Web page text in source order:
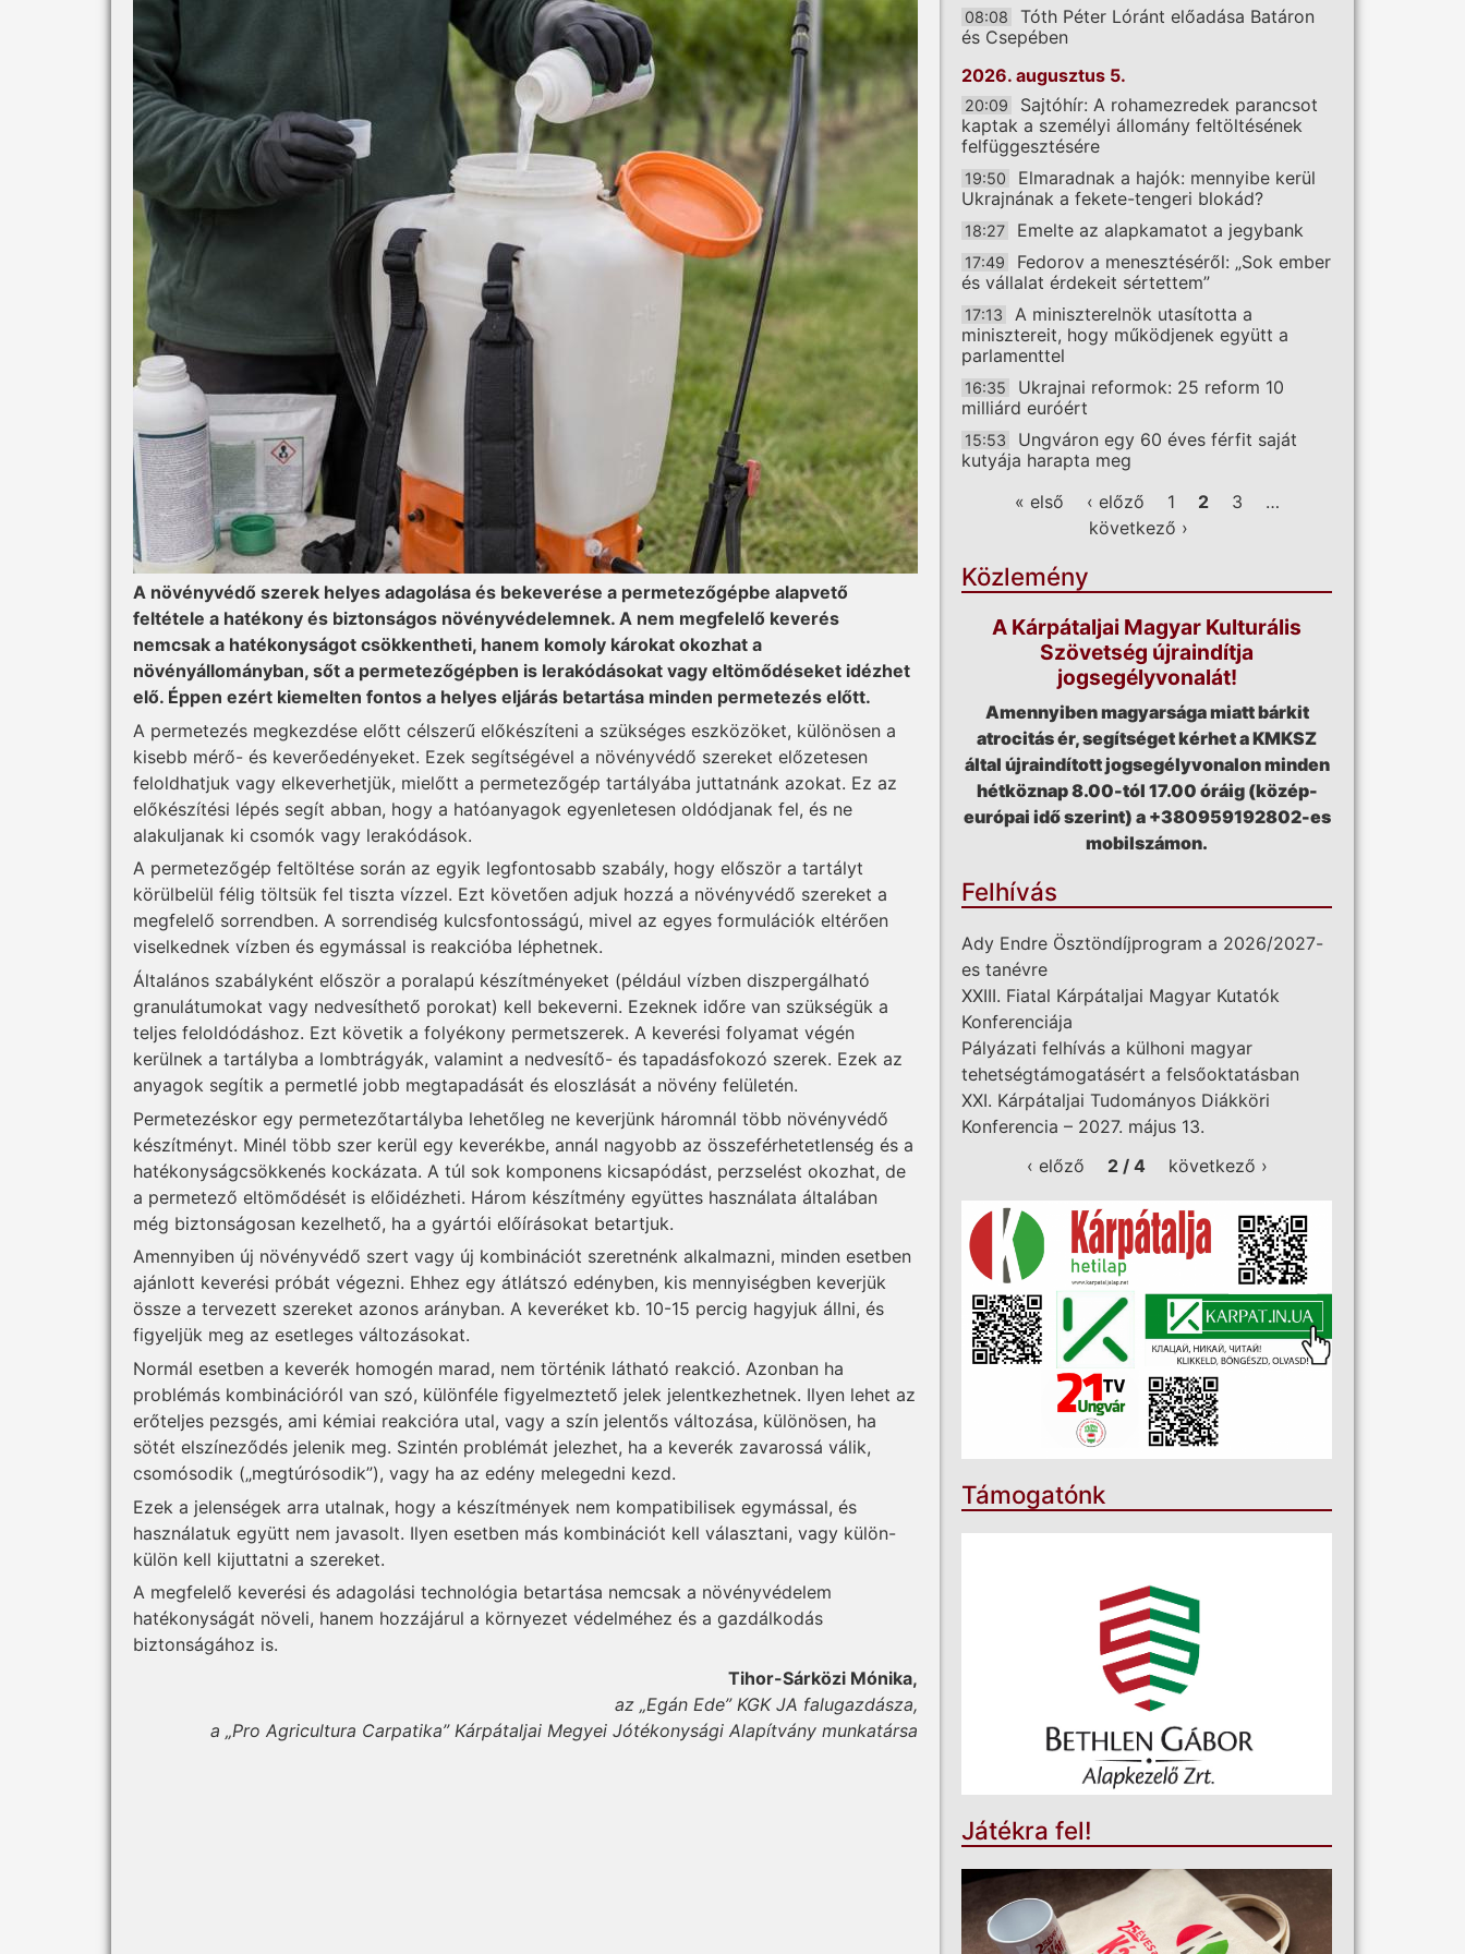
A növényvédő szerek helyes adagolása és bekeverése a permetezőgépbe alapvető
feltétele a hatékony és biztonságos növényvédelemnek. A nem megfelelő keverés
nemcsak a hatékonyságot csökkentheti, hanem komoly károkat okozhat a
növényállományban, sőt a permetezőgépben is lerakódásokat vagy eltömődéseket idézhet
elő. Éppen ezért kiemelten fontos a helyes eljárás betartása minden permetezés előtt.
A permetezés megkezdése előtt célszerű előkészíteni a szükséges eszközöket, különösen a
kisebb mérő- és keverőedényeket. Ezek segítségével a növényvédő szereket előzetesen
feloldhatjuk vagy elkeverhetjük, mielőtt a permetezőgép tartályába juttatnánk azokat. Ez az
előkészítési lépés segít abban, hogy a hatóanyagok egyenletesen oldódjanak fel, és ne
alakuljanak ki csomók vagy lerakódások.
A permetezőgép feltöltése során az egyik legfontosabb szabály, hogy először a tartályt
körülbelül félig töltsük fel tiszta vízzel. Ezt követően adjuk hozzá a növényvédő szereket a
megfelelő sorrendben. A sorrendiség kulcsfontosságú, mivel az egyes formulációk eltérően
viselkednek vízben és egymással is reakcióba léphetnek.
Általános szabályként először a poralapú készítményeket (például vízben diszpergálható
granulátumokat vagy nedvesíthető porokat) kell bekeverni. Ezeknek időre van szükségük a
teljes feloldódáshoz. Ezt követik a folyékony permetszerek. A keverési folyamat végén
kerülnek a tartályba a lombtrágyák, valamint a nedvesítő- és tapadásfokozó szerek. Ezek az
anyagok segítik a permetlé jobb megtapadását és eloszlását a növény felületén.
Permetezéskor egy permetezőtartályba lehetőleg ne keverjünk háromnál több növényvédő
készítményt. Minél több szer kerül egy keverékbe, annál nagyobb az összeférhetetlenség és a
hatékonyságcsökkenés kockázata. A túl sok komponens kicsapódást, perzselést okozhat, de
a permetező eltömődését is előidézheti. Három készítmény együttes használata általában
még biztonságosan kezelhető, ha a gyártói előírásokat betartjuk.
Amennyiben új növényvédő szert vagy új kombinációt szeretnénk alkalmazni, minden esetben
ajánlott keverési próbát végezni. Ehhez egy átlátszó edényben, kis mennyiségben keverjük
össze a tervezett szereket azonos arányban. A keveréket kb. 10-15 percig hagyjuk állni, és
figyeljük meg az esetleges változásokat.
Normál esetben a keverék homogén marad, nem történik látható reakció. Azonban ha
problémás kombinációról van szó, különféle figyelmeztető jelek jelentkezhetnek. Ilyen lehet az
erőteljes pezsgés, ami kémiai reakcióra utal, vagy a szín jelentős változása, különösen, ha
sötét elszíneződés jelenik meg. Szintén problémát jelezhet, ha a keverék zavarossá válik,
csomósodik („megtúrósodik”), vagy ha az edény melegedni kezd.
Ezek a jelenségek arra utalnak, hogy a készítmények nem kompatibilisek egymással, és
használatuk együtt nem javasolt. Ilyen esetben más kombinációt kell választani, vagy külön-
külön kell kijuttatni a szereket.
A megfelelő keverési és adagolási technológia betartása nemcsak a növényvédelem
hatékonyságát növeli, hanem hozzájárul a környezet védelméhez és a gazdálkodás
biztonságához is.
Tihor-Sárközi Mónika,
az „Egán Ede” KGK JA falugazdásza,
a „Pro Agricultura Carpatika” Kárpátaljai Megyei Jótékonysági Alapítvány munkatársa
08:08
Tóth Péter Lóránt előadása Batáron
és Csepében
2026. augusztus 5.
20:09
Sajtóhír: A rohamezredek parancsot
kaptak a személyi állomány feltöltésének
felfüggesztésére
19:50
Elmaradnak a hajók: mennyibe kerül
Ukrajnának a fekete-tengeri blokád?
18:27 Emelte az alapkamatot a jegybank
17:49
Fedorov a menesztéséről: „Sok ember
és vállalat érdekeit sértettem”
17:13
A miniszterelnök utasította a
minisztereit, hogy működjenek együtt a
parlamenttel
16:35
Ukrajnai reformok: 25 reform 10
milliárd euróért
15:53
Ungváron egy 60 éves férfit saját
kutyája harapta meg
Oldalak
« első ‹ előző 1 2 3
…
következő ›
Közlemény
A Kárpátaljai Magyar Kulturális
Szövetség újraindítja
jogsegélyvonalát!
Amennyiben magyarsága miatt bárkit
atrocitás ér, segítséget kérhet a KMKSZ
által újraindított jogsegélyvonalon minden
hétköznap 8.00-tól 17.00 óráig (közép-
európai idő szerint) a +380959192802-es
mobilszámon.
Felhívás
Ady Endre Ösztöndíjprogram a 2026/2027-
es tanévre
XXIII. Fiatal Kárpátaljai Magyar Kutatók
Konferenciája
Pályázati felhívás a külhoni magyar
tehetségtámogatásért a felsőoktatásban
XXI. Kárpátaljai Tudományos Diákköri
Konferencia – 2027. május 13.
‹ előző
2 / 4 következő ›
Támogatónk
Játékra fel!